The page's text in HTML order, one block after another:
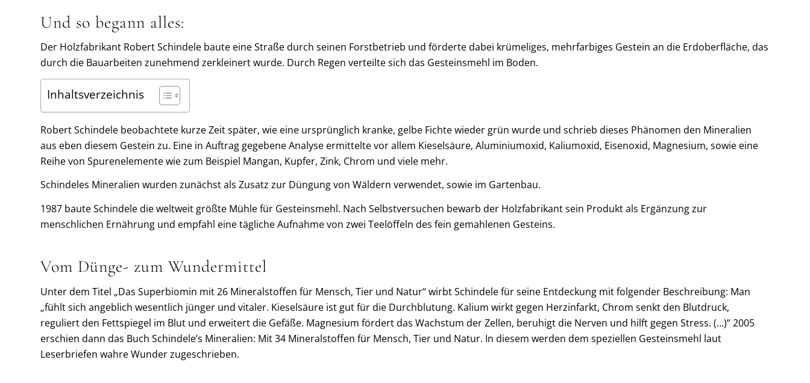
Und so begann alles:
Der Holzfabrikant Robert Schindele baute eine Straße durch seinen Forstbetrieb und förderte dabei krümeliges, mehrfarbiges Gestein an die Erdoberfläche, das
durch die Bauarbeiten zunehmend zerkleinert wurde. Durch Regen verteilte sich das Gesteinsmehl im Boden.
Inhaltsverzeichnis
Robert Schindele beobachtete kurze Zeit später, wie eine ursprünglich kranke, gelbe Fichte wieder grün wurde und schrieb dieses Phänomen den Mineralien
aus eben diesem Gestein zu. Eine in Auftrag gegebene Analyse ermittelte vor allem Kieselsäure, Aluminiumoxid, Kaliumoxid, Eisenoxid, Magnesium, sowie eine
Reihe von Spurenelemente wie zum Beispiel Mangan, Kupfer, Zink, Chrom und viele mehr.
Schindeles Mineralien wurden zunächst als Zusatz zur Düngung von Wäldern verwendet, sowie im Gartenbau.
1987 baute Schindele die weltweit größte Mühle für Gesteinsmehl. Nach Selbstversuchen bewarb der Holzfabrikant sein Produkt als Ergänzung zur
menschlichen Ernährung und empfahl eine tägliche Aufnahme von zwei Teelöffeln des fein gemahlenen Gesteins.
Vom Dünge- zum Wundermittel
Unter dem Titel „Das Superbiomin mit 26 Mineralstoffen für Mensch, Tier und Natur“ wirbt Schindele für seine Entdeckung mit folgender Beschreibung: Man
„fühlt sich angeblich wesentlich jünger und vitaler. Kieselsäure ist gut für die Durchblutung. Kalium wirkt gegen Herzinfarkt, Chrom senkt den Blutdruck,
reguliert den Fettspiegel im Blut und erweitert die Gefäße. Magnesium fördert das Wachstum der Zellen, beruhigt die Nerven und hilft gegen Stress. (…)“ 2005
erschien dann das Buch Schindele’s Mineralien: Mit 34 Mineralstoffen für Mensch, Tier und Natur. In diesem werden dem speziellen Gesteinsmehl laut
Leserbriefen wahre Wunder zugeschrieben.